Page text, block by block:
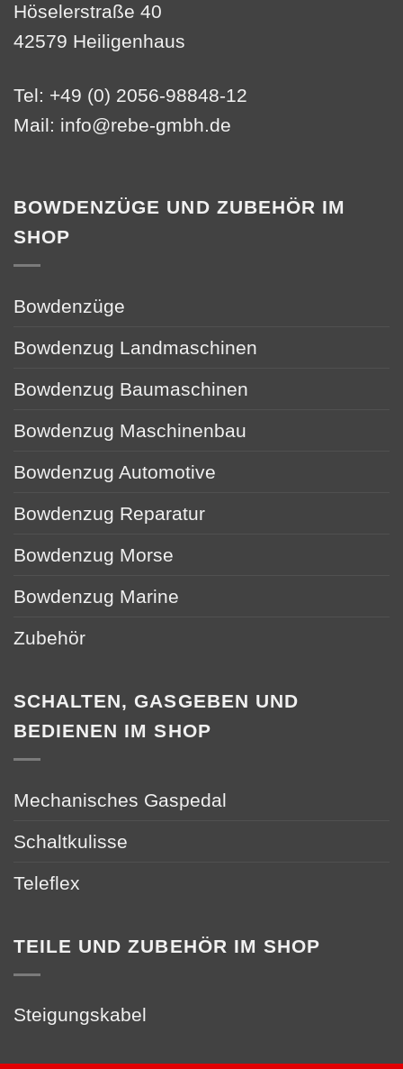
Höselerstraße 40
42579 Heiligenhaus
Tel: +49 (0) 2056-98848-12
Mail: info@rebe-gmbh.de
BOWDENZÜGE UND ZUBEHÖR IM
SHOP
Bowdenzüge
Bowdenzug Landmaschinen
Bowdenzug Baumaschinen
Bowdenzug Maschinenbau
Bowdenzug Automotive
Bowdenzug Reparatur
Bowdenzug Morse
Bowdenzug Marine
Zubehör
SCHALTEN, GASGEBEN UND
BEDIENEN IM SHOP
Mechanisches Gaspedal
Schaltkulisse
Teleflex
TEILE UND ZUBEHÖR IM SHOP
Steigungskabel